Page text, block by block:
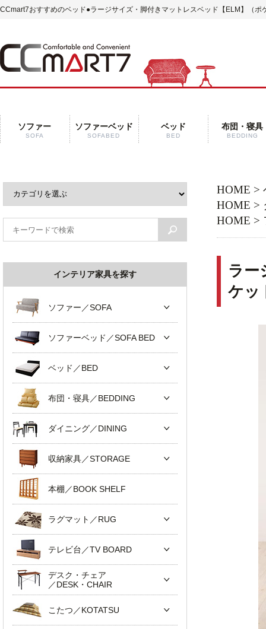
CCmart7おすすめのベッド●ラージサイズ・脚付きマットレスベッド【ELM】（
ソファー
SOFA
ソファーベッド
SOFABED
ベッド
BED
布団・寝具
BEDDING
HOME >
HOME >
HOME >
ラー
ケッ
インテリア家具を探す
ソファー／SOFA
ソファーベッド／SOFA BED
ベッド／BED
布団・寝具／BEDDING
ダイニング／DINING
収納家具／STORAGE
本棚／BOOK SHELF
ラグマット／RUG
テレビ台／TV BOARD
デスク・チェア
／DESK・CHAIR
こたつ／KOTATSU